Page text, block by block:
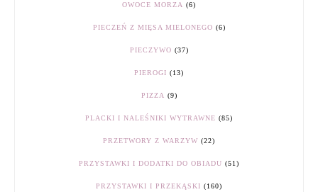
OWOCE MORZA (6)
PIECZEŃ Z MIĘSA MIELONEGO (6)
PIECZYWO (37)
PIEROGI (13)
PIZZA (9)
PLACKI I NALEŚNIKI WYTRAWNE (85)
PRZETWORY Z WARZYW (22)
PRZYSTAWKI I DODATKI DO OBIADU (51)
PRZYSTAWKI I PRZEKĄSKI (160)